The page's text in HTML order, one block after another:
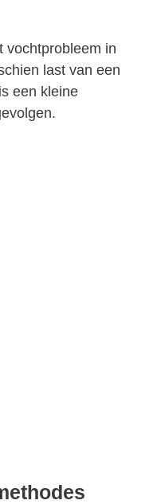
vochtprobleem in
last van een
een kleine